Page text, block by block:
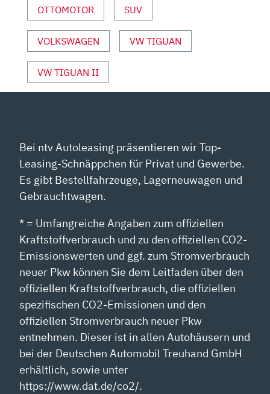
ANZEIGEN
OTTOMOTOR SUV
VOLKSWAGEN VW TIGUAN
VW TIGUAN II
Bei ntv Autoleasing präsentieren wir Top-
Leasing-Schnäppchen für Privat und Gewerbe.
Es gibt Bestellfahrzeuge, Lagerneuwagen und
Gebrauchtwagen.
* = Umfangreiche Angaben zum offiziellen
Kraftstoffverbrauch und zu den offiziellen CO2-
Emissionswerten und ggf. zum Stromverbrauch
neuer Pkw können Sie dem Leitfaden über den
offiziellen Kraftstoffverbrauch, die offiziellen
spezifischen CO2-Emissionen und den
offiziellen Stromverbrauch neuer Pkw
entnehmen. Dieser ist in allen Autohäusern und
bei der Deutschen Automobil Treuhand GmbH
erhältlich, sowie unter
https://www.dat.de/co2/.